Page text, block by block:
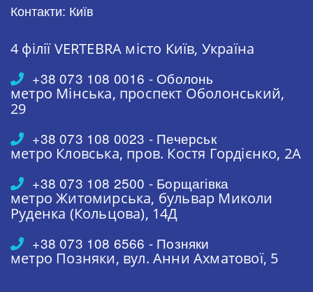
Контакти: Київ
4 філії VERTEBRA місто Київ, Україна
+38 073 108 0016 - Оболонь
метро Мінська, проспект Оболонський,
29
+38 073 108 0023 - Печерськ
метро Кловська, пров. Костя Гордієнко, 2А
+38 073 108 2500 - Борщагівка
метро Житомирська, бульвар Миколи
Руденка (Кольцова), 14Д
+38 073 108 6566 - Позняки
метро Позняки, вул. Анни Ахматової, 5